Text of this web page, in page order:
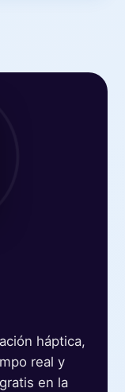
háptica,
real y
en la